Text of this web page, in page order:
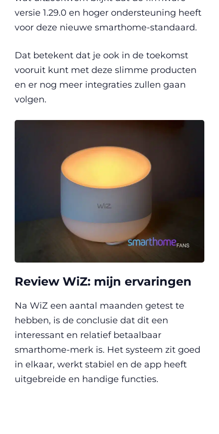
versie 1.29.0 en hoger ondersteuning heeft
voor deze nieuwe smarthome-standaard.
Dat betekent dat je ook in de toekomst
vooruit kunt met deze slimme producten
en er nog meer integraties zullen gaan
volgen.
Review WiZ: mijn ervaringen
Na WiZ een aantal maanden getest te
hebben, is de conclusie dat dit een
interessant en relatief betaalbaar
smarthome-merk is. Het systeem zit goed
in elkaar, werkt stabiel en de app heeft
uitgebreide en handige functies.